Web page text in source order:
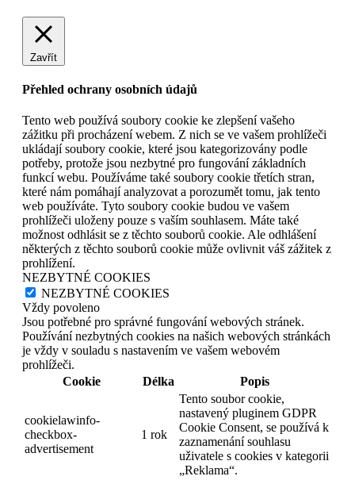
Zavřít
Přehled ochrany osobních údajů
Tento web používá soubory cookie ke zlepšení vašeho
zážitku při procházení webem. Z nich se ve vašem prohlížeči
ukládají soubory cookie, které jsou kategorizovány podle
potřeby, protože jsou nezbytné pro fungování základních
funkcí webu. Používáme také soubory cookie třetích stran,
které nám pomáhají analyzovat a porozumět tomu, jak tento
web používáte. Tyto soubory cookie budou ve vašem
prohlížeči uloženy pouze s vaším souhlasem. Máte také
možnost odhlásit se z těchto souborů cookie. Ale odhlášení
některých z těchto souborů cookie může ovlivnit váš zážitek z
prohlížení.
NEZBYTNÉ COOKIES
NEZBYTNÉ COOKIES
Vždy povoleno
Jsou potřebné pro správné fungování webových stránek.
Používání nezbytných cookies na našich webových stránkách
je vždy v souladu s nastavením ve vašem webovém
prohlížeči.
Cookie
Délka Popis
cookielawinfo-
checkbox-
advertisement
1 rok
Tento soubor cookie,
nastavený pluginem GDPR
Cookie Consent, se používá k
zaznamenání souhlasu
uživatele s cookies v kategorii
„Reklama“.